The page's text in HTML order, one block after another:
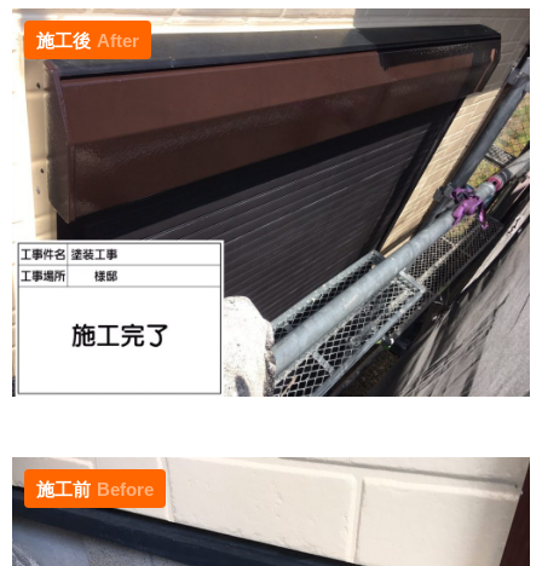
施工後 After
施工前 Before